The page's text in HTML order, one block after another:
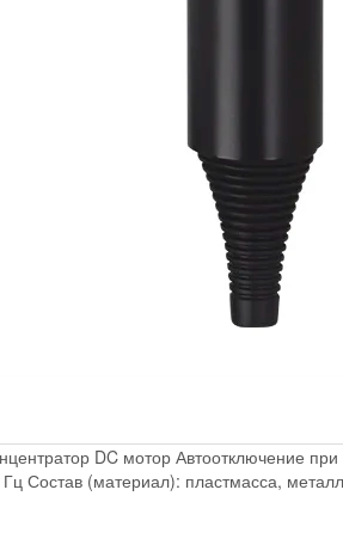
DC мотор Автоотключение
Состав (материал): пластмасса,